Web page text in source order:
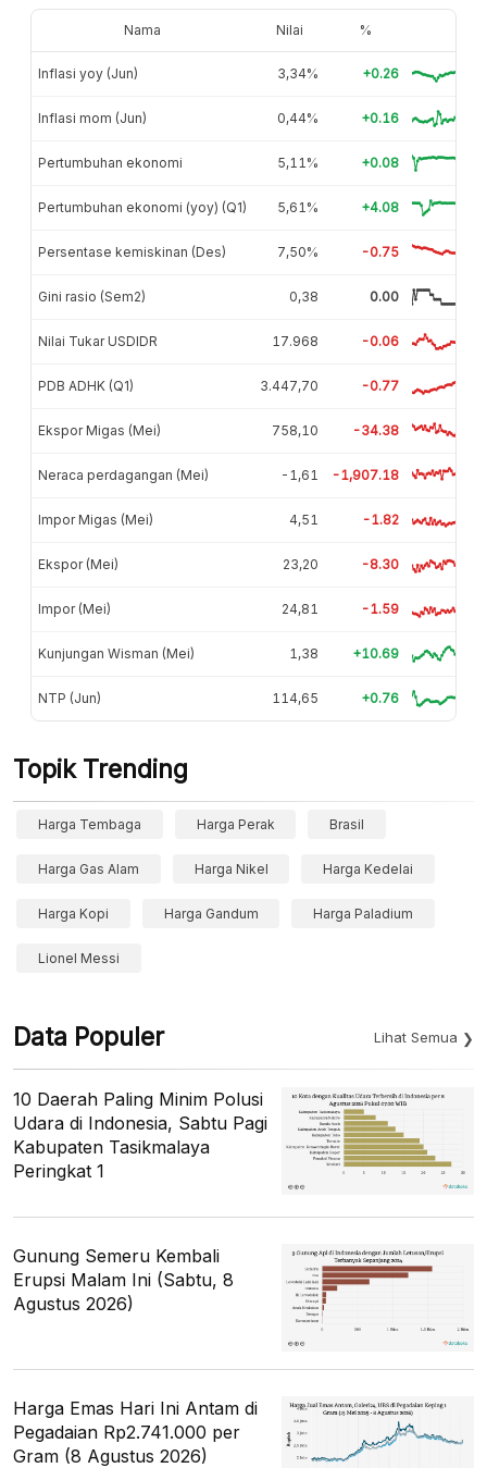
Nama Nilai %
Inflasi yoy (Jun) 3,34% +0.26
Inflasi mom (Jun) 0,44% +0.16
Pertumbuhan ekonomi 5,11% +0.08
Pertumbuhan ekonomi (yoy) (Q1) 5,61% +4.08
Persentase kemiskinan (Des) 7,50% -0.75
Gini rasio (Sem2) 0,38 0.00
Nilai Tukar USDIDR 17.968 -0.06
PDB ADHK (Q1) 3.447,70 -0.77
Ekspor Migas (Mei) 758,10 -34.38
Neraca perdagangan (Mei) -1,61 -1,907.18
Impor Migas (Mei) 4,51 -1.82
Ekspor (Mei) 23,20 -8.30
Impor (Mei) 24,81 -1.59
Kunjungan Wisman (Mei) 1,38 +10.69
NTP (Jun) 114,65 +0.76
Topik Trending
Harga Tembaga Harga Perak Brasil
Harga Gas Alam Harga Nikel Harga Kedelai
Harga Kopi Harga Gandum Harga Paladium
Lionel Messi
Data Populer Lihat Semua
10 Daerah Paling Minim Polusi
Udara di Indonesia, Sabtu Pagi
Kabupaten Tasikmalaya
Peringkat 1
Gunung Semeru Kembali
Erupsi Malam Ini (Sabtu, 8
Agustus 2026)
Harga Emas Hari Ini Antam di
Pegadaian Rp2.741.000 per
Gram (8 Agustus 2026)